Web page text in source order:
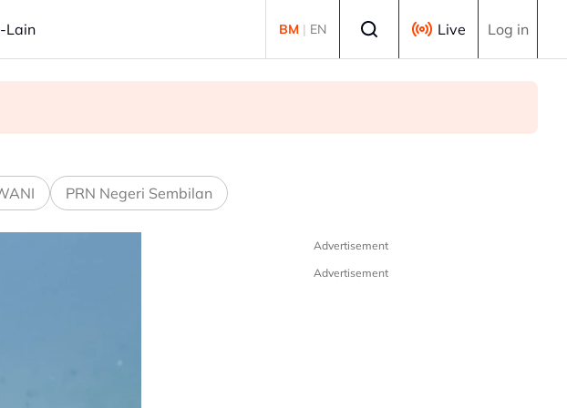
Lain BM | EN Live Log in
PRN Negeri Sembilan
Advertisement
Advertisement